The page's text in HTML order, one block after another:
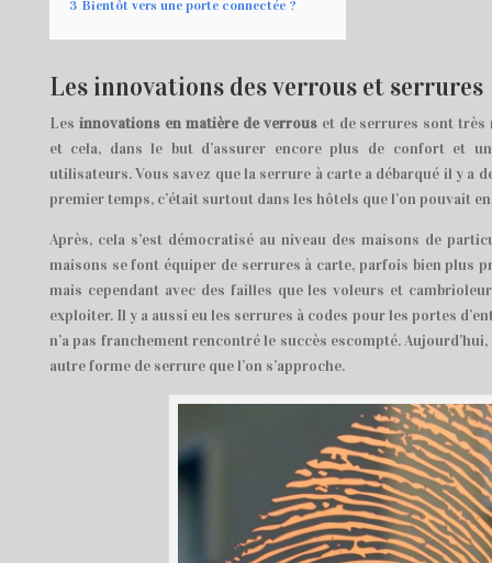
3 Bientôt vers une porte connectée ?
Les innovations des verrous et serrures
Les innovations en matière de verrouset de serrures sont très
et cela, dans le but d’assurer encore plus de confort et
utilisateurs. Vous savez que la serrure à carte a débarqué il y a
premier temps, c’était surtout dans les hôtels que l’on pouvait
Après, cela s’est démocratisé au niveau des maisons de
maisons se font équiper de serrures à carte, parfois bien plus
mais cependant avec des failles que les voleurs et
exploiter. Il y a aussi eu les serrures à codes pour les portes
n’a pas franchement rencontré le succès escompté.
autre forme de serrure que l’on s’approche.